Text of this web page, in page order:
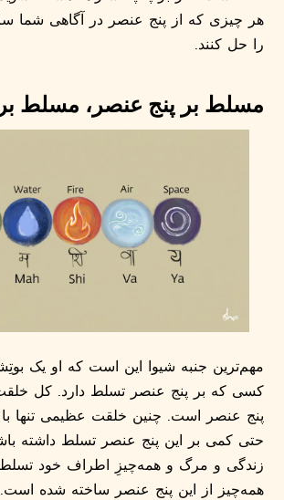
هر چیزی که از پنج عنصر در آگاهی شما
را حل کنند.
مسلط بر پنج عنصر، مسلط
مهم‌ترین جنبه شیوا این است که او یک
کسی که بر پنج عنصر تسلط دارد. کل خلقت
پنج عنصر است. چنین خلقت عظیمی تنها با
حتی کمی بر این پنج عنصر تسلط داشته
زندگی و مرگ و همه‌چیزِ اطراف خود تسلط
همه‌چیز از این پنج عنصر ساخته شده